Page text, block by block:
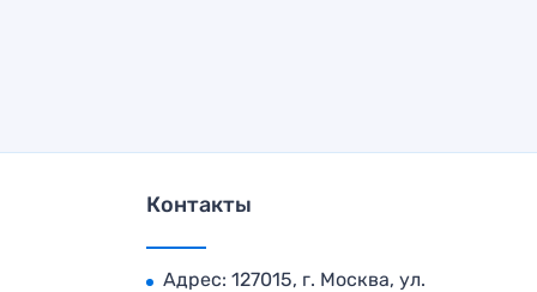
Контакты
Адрес: 127015, г. Москва, ул.